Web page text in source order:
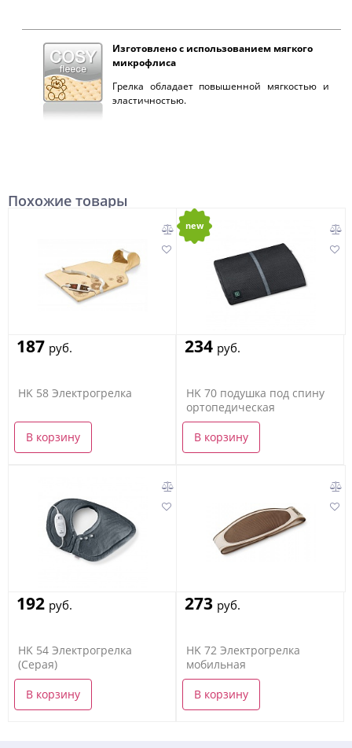
Изготовлено с использованием мягкого
микрофлиса
Грелка обладает повышенной мягкостью и
эластичностью.
Похожие товары
187 руб.
HK 58 Электрогрелка
В корзину
new
234 руб.
HK 70 подушка под спину
ортопедическая
В корзину
192 руб.
HK 54 Электрогрелка
(Серая)
В корзину
273 руб.
HK 72 Электрогрелка
мобильная
В корзину